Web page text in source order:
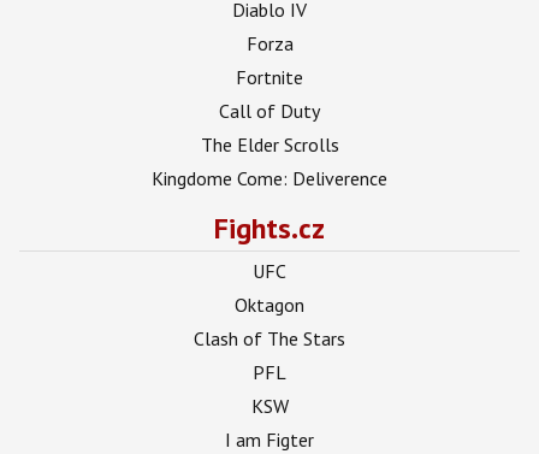
Diablo IV
Forza
Fortnite
Call of Duty
The Elder Scrolls
Kingdome Come: Deliverence
Fights.cz
UFC
Oktagon
Clash of The Stars
PFL
KSW
I am Figter